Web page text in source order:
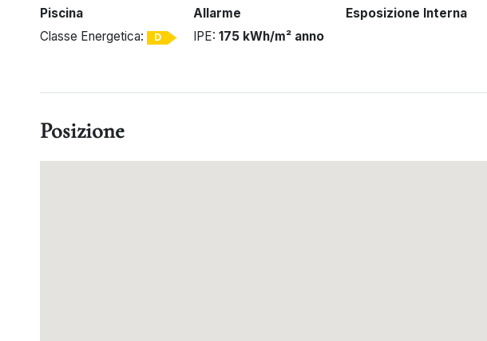
Piscina
Allarme Esposizione Interna
Classe Energetica:
D IPE: 175 kWh/m² anno
Posizione